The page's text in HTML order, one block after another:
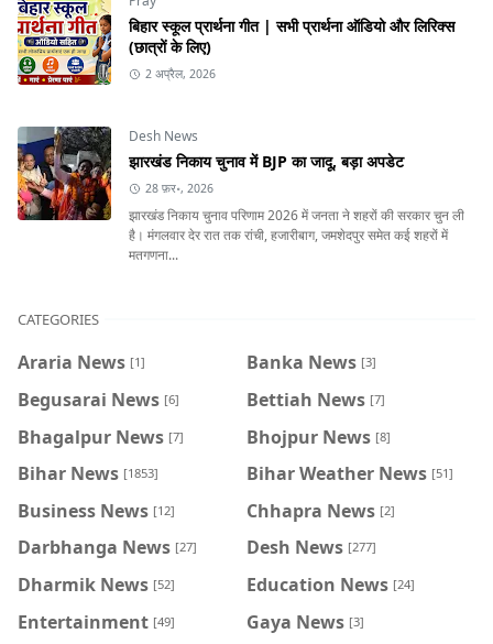
बिहार स्कूल प्रार्थना गीत | सभी प्रार्थना ऑडियो और लिरिक्स
(छात्रों के लिए)
2 अप्रैल, 2026
Desh News
झारखंड निकाय चुनाव में BJP का जादू, बड़ा अपडेट
28 फ़र॰, 2026
झारखंड निकाय चुनाव परिणाम 2026 में जनता ने शहरों की सरकार चुन ली
है। मंगलवार देर रात तक रांची, हजारीबाग, जमशेदपुर समेत कई शहरों में
मतगणना...
CATEGORIES
Araria News [1] Banka News [3]
Begusarai News [6] Bettiah News [7]
Bhagalpur News [7] Bhojpur News [8]
Bihar News [1853] Bihar Weather News [51]
Business News [12] Chhapra News [2]
Darbhanga News [27] Desh News [277]
Dharmik News [52] Education News [24]
Entertainment [49] Gaya News [3]